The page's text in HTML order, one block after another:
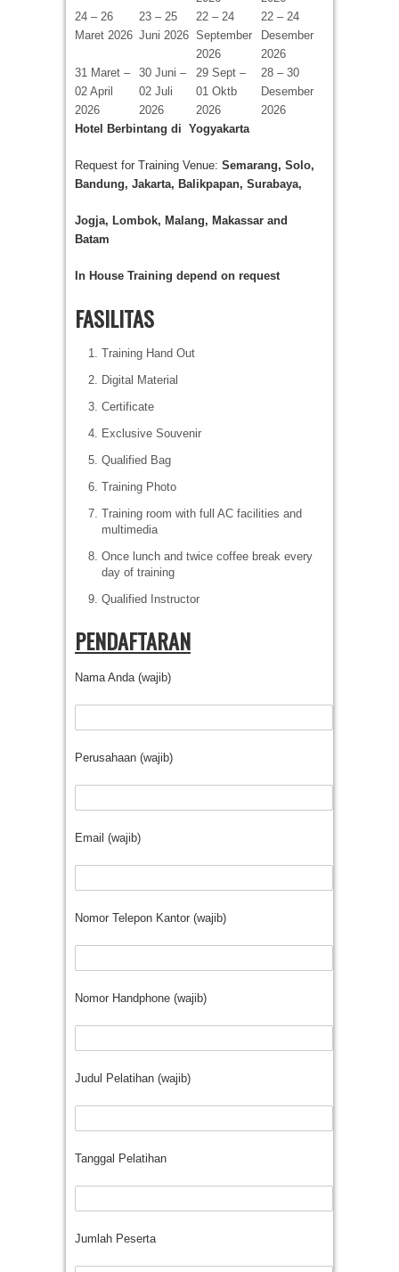
24 – 26
Maret 2026
23 – 25
Juni 2026
22 – 24
September
2026
22 – 24
Desember
2026
31 Maret –
02 April
2026
30 Juni –
02 Juli
2026
29 Sept –
01 Oktb
2026
28 – 30
Desember
2026
Hotel
Berbintang di Yogyakarta
Request for Training Venue: Semarang, Solo,
Bandung, Jakarta, Balikpapan, Surabaya,
Jogja, Lombok, Malang, Makassar and
Batam
In House Training depend on request
FASILITAS
Training Hand Out
Digital Material
Certificate
Exclusive Souvenir
Qualified Bag
Training Photo
Training room with full AC facilities and
multimedia
Once lunch and twice coffee break every
day of training
Qualified Instructor
PENDAFTARAN
Nama Anda (wajib)
Perusahaan (wajib)
Email (wajib)
Nomor Telepon Kantor (wajib)
Nomor Handphone (wajib)
Judul Pelatihan (wajib)
Tanggal Pelatihan
Jumlah Peserta